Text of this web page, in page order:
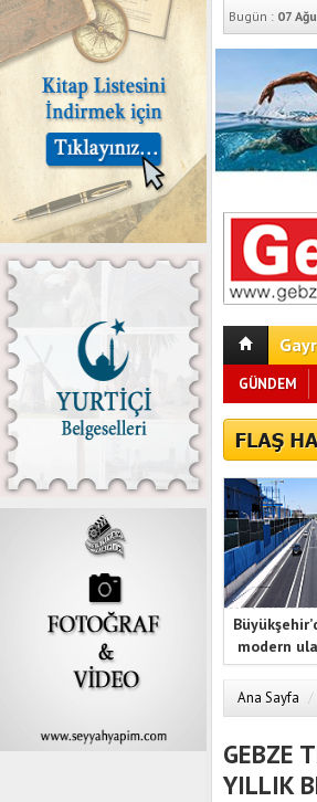
Bugün : 07
GÜNDEM
modern
Ana Sayfa /
GEBZE
YILLIK